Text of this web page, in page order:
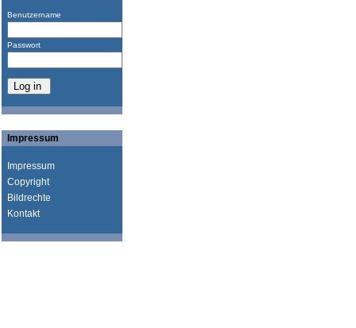
Benutzername
Passwort
Impressum
Impressum
Copyright
Bildrechte
Kontakt